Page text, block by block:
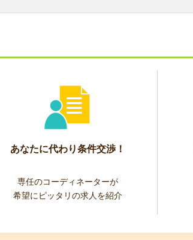
あなたに代わり条件交渉！
専任のコーディネーターが
希望にピッタリの求人を紹介